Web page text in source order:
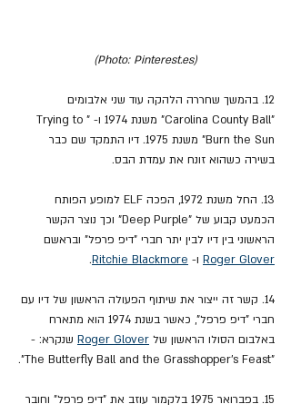
(Photo: Pinterest.es)
12. בהמשך שחררה הלהקה עוד שני אלבומים
"Carolina County Ball" משנת 1974 ו- "Trying to
Burn the Sun" משנת 1975. דיו התמקד שם כבר
בשירה כשהוא זונח את עמדת הבס.
13. החל משנת 1972, הפכה ELF למופע הפותח
הכמעט קבוע של "Deep Purple" וכך נוצר הקשר
הראשוני בין דיו לבין יתר חברי "דיפ פרפל" ובראשם
Roger Glover ו- Ritchie Blackmore
.
14. קשר זה ייצור את שיתוף הפעולה הראשון של דיו עם
חברי "דיפ פרפל", כאשר בשנת 1974 הוא מתארח
באלבום הסולו הראשון של Roger Glover שנקרא: -
"The Butterfly Ball and the Grasshopper's Feast".
15. בפברואר 1975 בלקמור עוזב את "דיפ פרפל" וחובר